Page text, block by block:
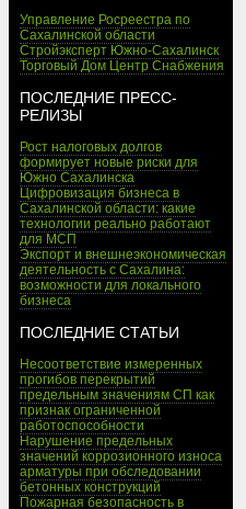
Управление Росреестра по
Сахалинской области
Стройэксперт Южно-Сахалинск
Торговый Дом Центр Снабжения
ПОСЛЕДНИЕ ПРЕСС-
РЕЛИЗЫ
Рост налоговых долгов
формирует новые риски для
Южно Сахалинска
Цифровизация бизнеса в
Сахалинской области: какие
технологии реально работают
для МСП
Экспорт и внешнеэкономическая
деятельность с Сахалина:
возможности для локального
бизнеса
ПОСЛЕДНИЕ СТАТЬИ
Несоответствие измеренных
прогибов перекрытий
предельным значениям СП как
признак ограниченной
работоспособности
Нарушение предельных
значений коррозионного износа
арматуры при обследовании
бетонных конструкций
Пожарная безопасность в